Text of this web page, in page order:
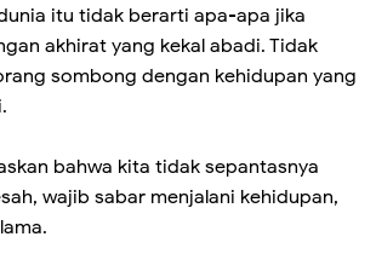
itu tidak berarti apa-apa jika
akhirat yang kekal abadi. Tidak
sombong dengan kehidupan yang
bahwa kita tidak sepantasnya
wajib sabar menjalani kehidupan,